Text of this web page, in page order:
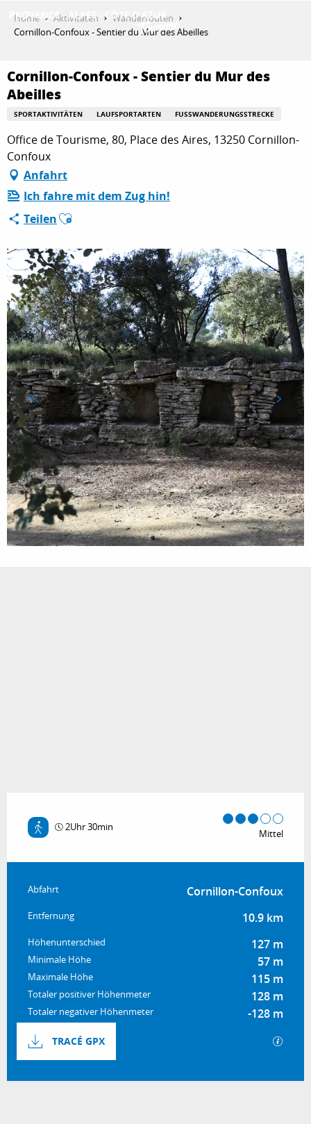
AKTIVITÄTEN
AUFENTHALT
ESPACE PRO
Home Aktivitäten
Wanderrouten
Cornillon-Confoux - Sentier du Mur des Abeilles
Cornillon-Confoux - Sentier du Mur des
Abeilles
SPORTAKTIVITÄTEN LAUFSPORTARTEN FUSSWANDERUNGSSTRECKE
Office de Tourisme, 80, Place des Aires, 13250 Cornillon-
Confoux
Anfahrt
Ich fahre mit dem Zug hin!
TeilenAjouter aux favoris
2Uhr 30min
Mittel
Praktische Informationen
Abfahrt Cornillon-Confoux
Entfernung 10.9 km
Höhenunterschied 127 m
Minimale Höhe 57 m
Maximale Höhe 115 m
Totaler positiver Höhenmeter 128 m
Totaler negativer Höhenmeter -128 m
Dokumentation
TRACÉ GPX Mit